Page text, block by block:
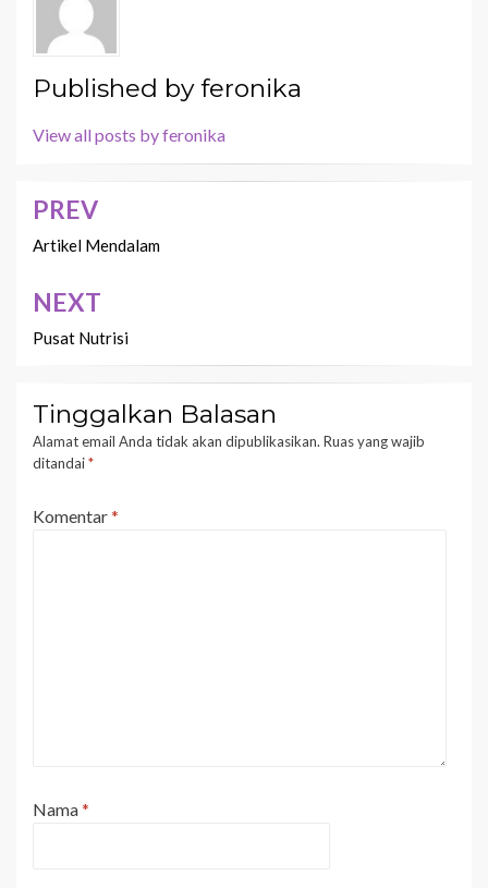
Published byferonika
View all posts by feronika
Navigasi
pos
PREV
Artikel Mendalam
NEXT
Pusat Nutrisi
Tinggalkan Balasan
Alamat email Anda tidak akan dipublikasikan. Ruas yang wajib
ditandai*
Komentar*
Nama*